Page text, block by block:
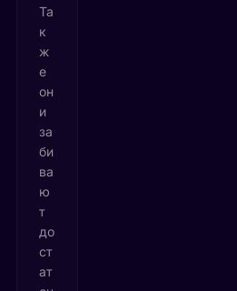
Та
к
ж
е
он
и
за
би
ва
ю
т
до
ст
ат